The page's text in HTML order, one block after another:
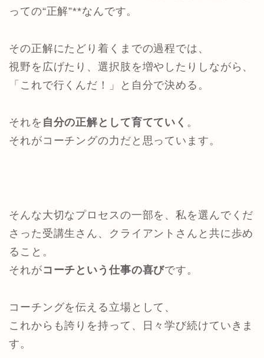
っての“正解”**なんです。
その正解にたどり着くまでの過程では、
視野を広げたり、選択肢を増やしたりしながら、
「これで行くんだ！」と自分で決める。
それを 自分の正解として育てていく 。
それがコーチングの力だと思っています。
そんな大切なプロセスの一部を、私を選んでくだ
さった受講生さん、クライアントさんと共に歩め
ること。
それがコーチという仕事の喜びです。
コーチングを伝える立場として、
これからも誇りを持って、日々学び続けていきま
す。